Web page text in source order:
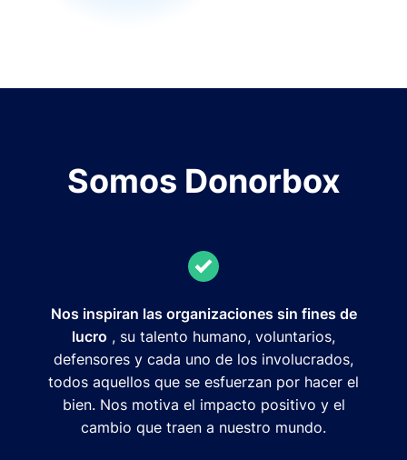
Somos Donorbox
Nos inspiran las organizaciones sin fines de
lucro , su talento humano, voluntarios,
defensores y cada uno de los involucrados,
todos aquellos que se esfuerzan por hacer el
bien. Nos motiva el impacto positivo y el
cambio que traen a nuestro mundo.